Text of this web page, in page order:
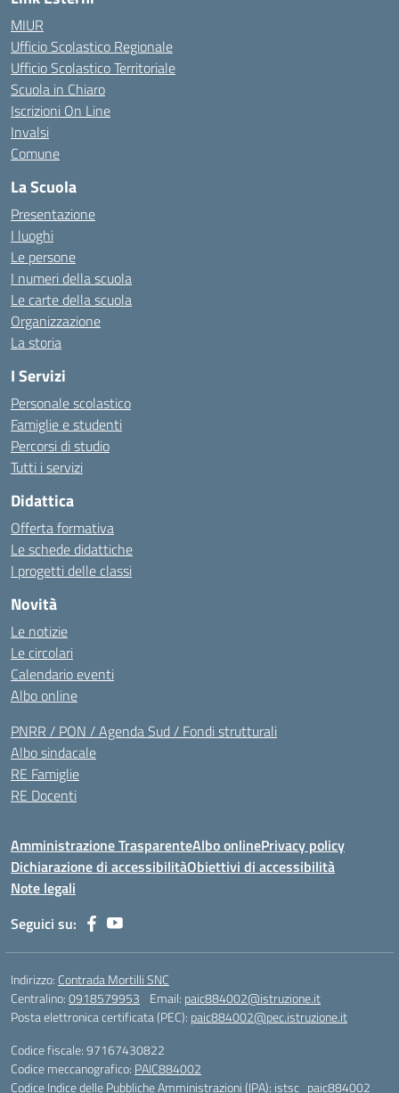
MIUR
Ufficio Scolastico Regionale
Ufficio Scolastico Territoriale
Scuola in Chiaro
Iscrizioni On Line
Invalsi
Comune
La Scuola
Presentazione
I luoghi
Le persone
I numeri della scuola
Le carte della scuola
Organizzazione
La storia
I Servizi
Personale scolastico
Famiglie e studenti
Percorsi di studio
Tutti i servizi
Didattica
Offerta formativa
Le schede didattiche
I progetti delle classi
Novità
Le notizie
Le circolari
Calendario eventi
Albo online
PNRR / PON / Agenda Sud / Fondi strutturali
Albo sindacale
RE Famiglie
RE Docenti
Amministrazione TrasparenteAlbo onlinePrivacy policy
Dichiarazione di accessibilitàObiettivi di accessibilità
Note legali
Seguici su:
Indirizzo: Contrada Mortilli SNC
Centralino:0918579953 Email: paic884002@istruzione.it
Posta elettronica certificata (PEC): paic884002@pec.istruzione.it
Codice fiscale: 97167430822
Codice meccanografico: PAIC884002
Codice Indice delle Pubbliche Amministrazioni (IPA): istsc_paic884002